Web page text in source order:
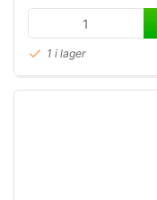
1 i lager